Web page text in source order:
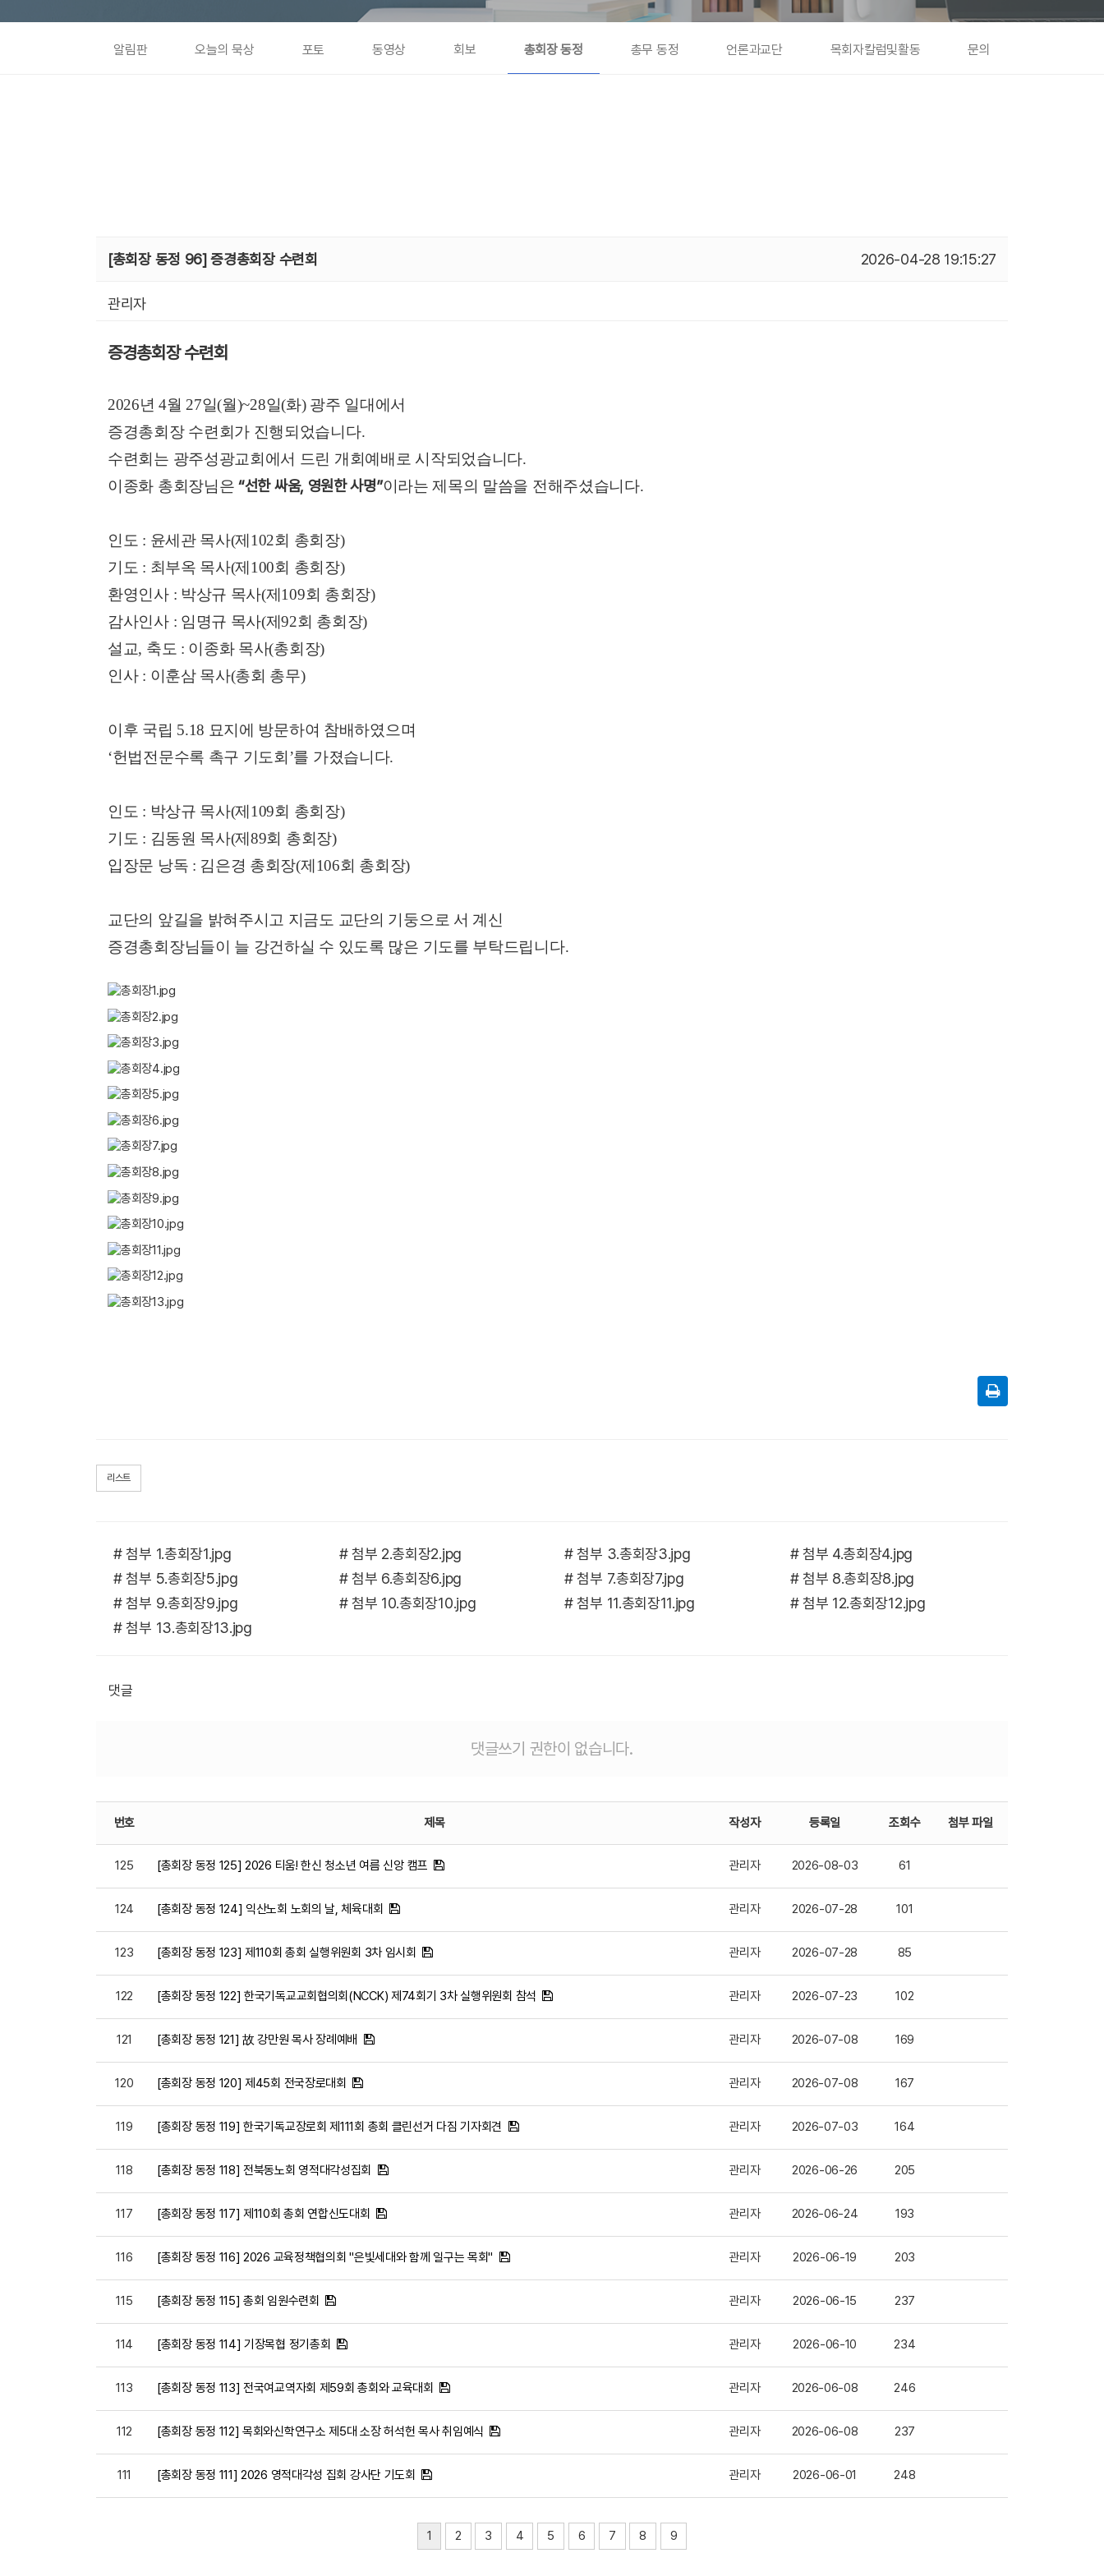
알림판 오늘의 묵상 포토 동영상 회보 총회장 동정 총무 동정 언론과교단 목회자칼럼및활동 문의
[총회장 동정 96] 증경총회장 수련회 2026-04-28 19:15:27
관리자
증경총회장 수련회
2026년 4월 27일(월)~28일(화) 광주 일대에서
증경총회장 수련회가 진행되었습니다.
수련회는 광주성광교회에서 드린 개회예배로 시작되었습니다.
이종화 총회장님은 “선한 싸움, 영원한 사명”이라는 제목의 말씀을 전해주셨습니다.
인도 : 윤세관 목사(제102회 총회장)
기도 : 최부옥 목사(제100회 총회장)
환영인사 : 박상규 목사(제109회 총회장)
감사인사 : 임명규 목사(제92회 총회장)
설교, 축도 : 이종화 목사(총회장)
인사 : 이훈삼 목사(총회 총무)
이후 국립 5.18 묘지에 방문하여 참배하였으며
‘헌법전문수록 촉구 기도회’를 가졌습니다.
인도 : 박상규 목사(제109회 총회장)
기도 : 김동원 목사(제89회 총회장)
입장문 낭독 : 김은경 총회장(제106회 총회장)
교단의 앞길을 밝혀주시고 지금도 교단의 기둥으로 서 계신
증경총회장님들이 늘 강건하실 수 있도록 많은 기도를 부탁드립니다.
리스트
# 첨부 1.총회장1.jpg # 첨부 2.총회장2.jpg # 첨부 3.총회장3.jpg
# 첨부 4.총회장4.jpg
# 첨부 5.총회장5.jpg
# 첨부 6.총회장6.jpg # 첨부 7.총회장7.jpg
# 첨부 8.총회장8.jpg
# 첨부 9.총회장9.jpg
# 첨부 10.총회장10.jpg # 첨부 11.총회장11.jpg
# 첨부 12.총회장12.jpg
# 첨부 13.총회장13.jpg
댓글
댓글쓰기 권한이 없습니다.
번호 제목 작성자 등록일 조회수 첨부 파일
125 [총회장 동정 125] 2026 티움! 한신 청소년 여름 신앙 캠프 관리자 2026-08-03 61
124 [총회장 동정 124] 익산노회 노회의 날, 체육대회 관리자 2026-07-28 101
123 [총회장 동정 123] 제110회 총회 실행위원회 3차 임시회 관리자 2026-07-28 85
122 [총회장 동정 122] 한국기독교교회협의회(NCCK) 제74회기 3차 실행위원회 참석 관리자 2026-07-23 102
121 [총회장 동정 121] 故 강만원 목사 장례예배 관리자 2026-07-08 169
120 [총회장 동정 120] 제45회 전국장로대회 관리자 2026-07-08 167
119 [총회장 동정 119] 한국기독교장로회 제111회 총회 클린선거 다짐 기자회견 관리자 2026-07-03 164
118 [총회장 동정 118] 전북동노회 영적대각성집회 관리자 2026-06-26 205
117 [총회장 동정 117] 제110회 총회 연합신도대회 관리자 2026-06-24 193
116 [총회장 동정 116] 2026 교육정책협의회 "은빛세대와 함께 일구는 목회" 관리자 2026-06-19 203
115 [총회장 동정 115] 총회 임원수련회 관리자 2026-06-15 237
114 [총회장 동정 114] 기장목협 정기총회 관리자 2026-06-10 234
113 [총회장 동정 113] 전국여교역자회 제59회 총회와 교육대회 관리자 2026-06-08 246
112 [총회장 동정 112] 목회와신학연구소 제5대 소장 허석헌 목사 취임예식 관리자 2026-06-08 237
111 [총회장 동정 111] 2026 영적대각성 집회 강사단 기도회 관리자 2026-06-01 248
1 2 3 4 5 6 7 8 9